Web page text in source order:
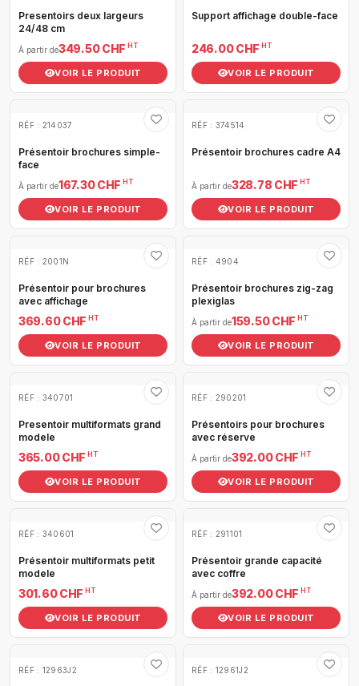
Presentoirs deux largeurs
24/48 cm
À partir de349.50 CHF HT
VOIR LE PRODUIT
Support affichage double-face
246.00 CHF HT
VOIR LE PRODUIT
RÉF : 214037
Présentoir brochures simple-
face
À partir de167.30 CHF HT
VOIR LE PRODUIT
RÉF : 374514
Présentoir brochures cadre A4
À partir de328.78 CHF HT
VOIR LE PRODUIT
RÉF : 2001N
Présentoir pour brochures
avec affichage
369.60 CHF HT
VOIR LE PRODUIT
RÉF : 4904
Présentoir brochures zig-zag
plexiglas
À partir de159.50 CHF HT
VOIR LE PRODUIT
RÉF : 340701
Presentoir multiformats grand
modele
365.00 CHF HT
VOIR LE PRODUIT
RÉF : 290201
Présentoirs pour brochures
avec réserve
À partir de392.00 CHF HT
VOIR LE PRODUIT
RÉF : 340601
Présentoir multiformats petit
modele
301.60 CHF HT
VOIR LE PRODUIT
RÉF : 291101
Présentoir grande capacité
avec coffre
À partir de392.00 CHF HT
VOIR LE PRODUIT
RÉF : 12963J2 RÉF : 12961J2